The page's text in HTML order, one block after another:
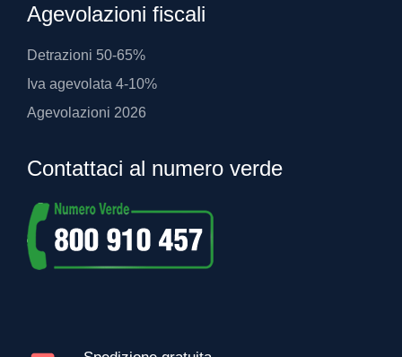
Agevolazioni fiscali
Detrazioni 50-65%
Iva agevolata 4-10%
Agevolazioni 2026
Contattaci al numero verde